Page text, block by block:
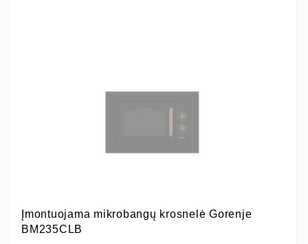
Įmontuojama mikrobangų krosnelė Gorenje
BM235CLB